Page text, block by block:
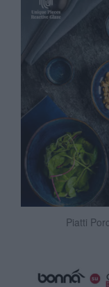
Piatti